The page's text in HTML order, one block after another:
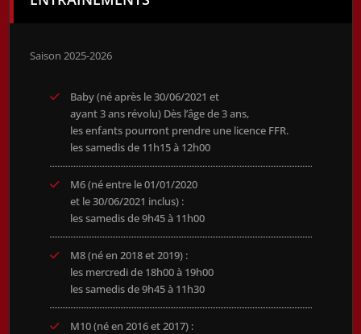
Saison 2025-2026
Baby (né après le 30/06/2021 et
ayant 3 ans révolu) Dès l’âge de 3 ans,
les enfants pourront prendre une licence FFR.
les samedis de 11h15 à 12h00
M6 (né entre le 01/01/2020
et le 30/06/2021 inclus) :
les samedis de 9h45 à 11h00
M8 (né en 2018 et 2019) :
les mercredi de 18h00 à 19h00
les samedis de 9h45 à 11h30
M10 (né en 2016 et 2017) :